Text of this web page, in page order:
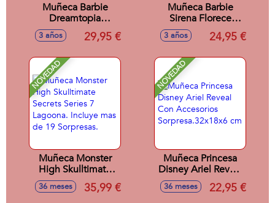
Muñeca Barbie
Dreamtopia
Mariposa Bailarina.
La falda se
coloridas alas al
presionar el collar.
3 años 29,95 €
Muñeca Barbie
Sirena Florece
Rubia
3 años 24,95 €
NOVEDAD
Muñeca Monster
High Skulltimate
Secrets Series 7
Lagoona. Incluye
36 meses 35,99 €
NOVEDAD
Muñeca Princesa
Disney Ariel Reveal
Con Accesorios
Sorpresa.32x18x6
36 meses 22,95 €